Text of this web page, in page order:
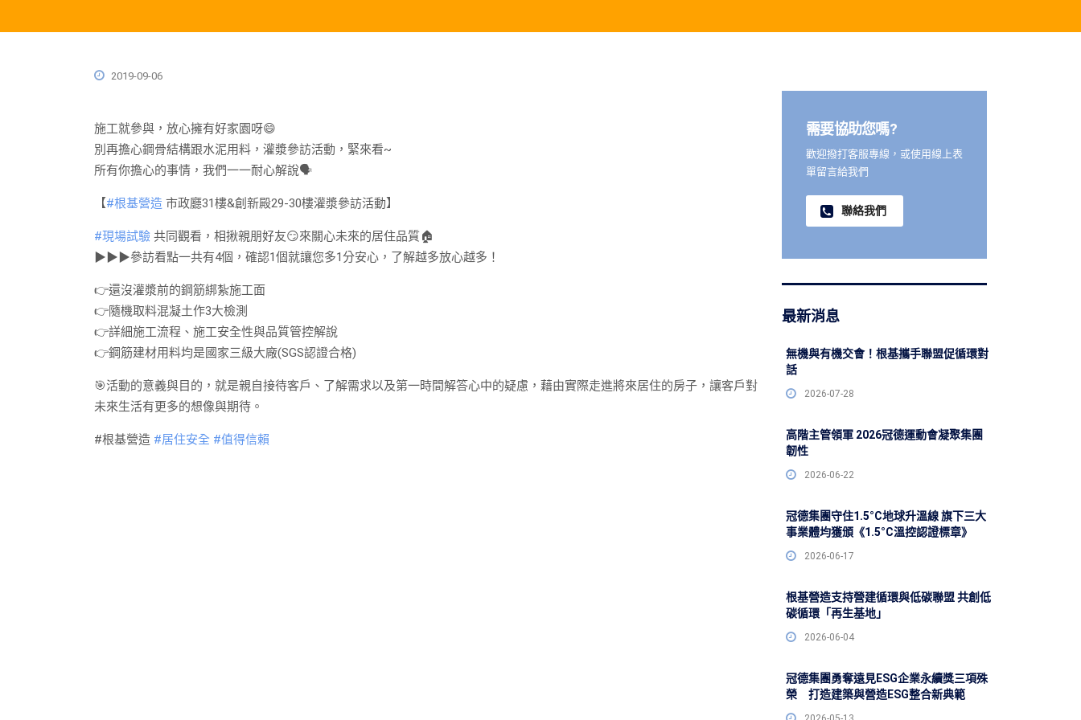
2019-09-06
施工就參與，放心擁有好家園呀😄
別再擔心鋼骨結構跟水泥用料，灌漿參訪活動，緊來看~
所有你擔心的事情，我們一一耐心解說🗣
【#根基營造 市政廳31樓&創新殿29-30樓灌漿參訪活動】
#現場試驗 共同觀看，相揪親朋好友😏來關心未來的居住品質🏠
▶▶▶參訪看點一共有4個，確認1個就讓您多1分安心，了解越多放心越多！
👉還沒灌漿前的鋼筋綁紮施工面
👉隨機取料混凝土作3大檢測
👉詳細施工流程、施工安全性與品質管控解說
👉鋼筋建材用料均是國家三級大廠(SGS認證合格)
🎯活動的意義與目的，就是親自接待客戶、了解需求以及第一時間解答心中的疑慮，藉由實際走進將來居住的房子，讓客戶對
未來生活有更多的想像與期待。
#根基營造 #居住安全 #值得信賴
需要協助您嗎?
歡迎撥打客服專線，或使用線上表
單留言給我們
聯絡我們
最新消息
無機與有機交會！根基攜手聯盟促循環對
話
2026-07-28
高階主管領軍 2026冠德運動會凝聚集團
韌性
2026-06-22
冠德集團守住1.5°C地球升溫線 旗下三大
事業體均獲頒《1.5°C溫控認證標章》
2026-06-17
根基營造支持營建循環與低碳聯盟 共創低
碳循環「再生基地」
2026-06-04
冠德集團勇奪遠見ESG企業永續獎三項殊
榮 打造建築與營造ESG整合新典範